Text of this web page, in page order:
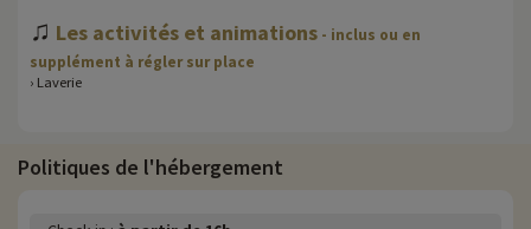
♫ Les activités et animations - inclus ou en
supplément à régler sur place
› Laverie
Politiques de l'hébergement